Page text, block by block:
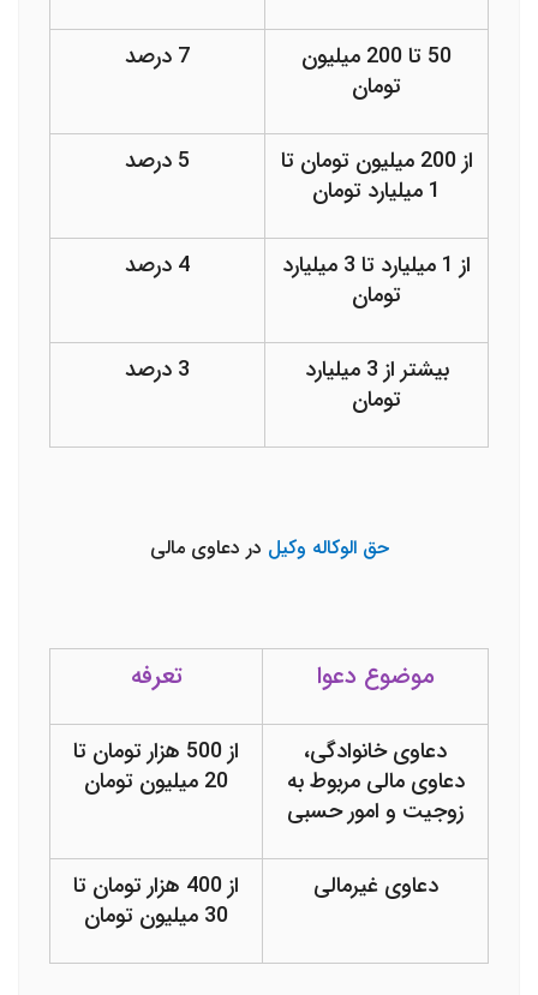
50 تا 200 میلیون
تومان
7 درصد
از 200 میلیون تومان تا
1 میلیارد تومان
5 درصد
از 1 میلیارد تا 3 میلیارد
تومان
4 درصد
بیشتر از 3 میلیارد
تومان
3 درصد
حق الوکاله وکیل در دعاوی مالی
موضوع دعوا تعرفه
دعاوی خانوادگی،
دعاوی مالی مربوط به
زوجیت و امور حسبی
از 500 هزار تومان تا
20 میلیون تومان
دعاوی غیرمالی
از 400 هزار تومان تا
30 میلیون تومان